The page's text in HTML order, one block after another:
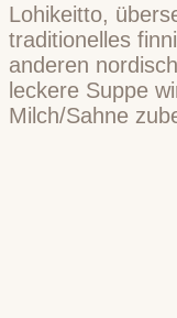
Lohikeitto,
traditionelles
anderen
leckere Suppe
Milch/Sahne